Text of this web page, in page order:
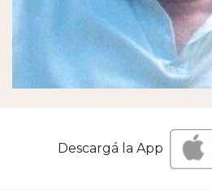
Descargá la App